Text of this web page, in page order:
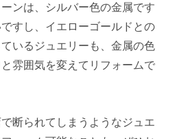
ンは、シルバー色の金属です
すし、イエローゴールドとの
いるジュエリーも、金属の色
雰囲気を変えてリフォームで
断られてしまうようなジュエ